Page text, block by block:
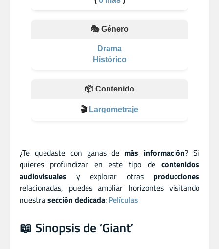
🎭 Género
Drama
Histórico
📦 Contenido
🎬 Largometraje
¿Te quedaste con ganas de más información? Si
quieres profundizar en este tipo de contenidos
audiovisuales y explorar otras producciones
relacionadas, puedes ampliar horizontes visitando
nuestrasección dedicada: Películas
📖 Sinopsis de ‘Giant’